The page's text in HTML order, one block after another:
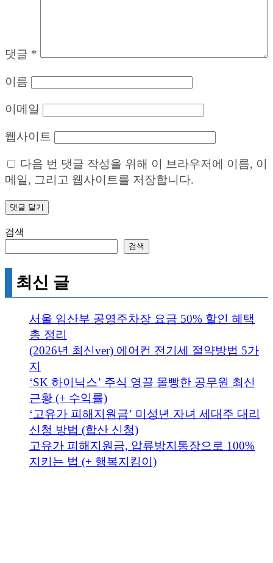
댓글 *
이름
이메일
웹사이트
다음 번 댓글 작성을 위해 이 브라우저에 이름, 이
메일, 그리고 웹사이트를 저장합니다.
검색
검색
최신 글
서울 임산부 공영주차장 요금 50% 할인 혜택
총 정리
(2026년 최신ver) 에어컨 전기세 절약방법 5가
지
‘SK 하이닉스’ 주식 영끌 몰빵한 공무원 최신
근황 (+ 수익률)
‘고유가 피해지원금’ 미성년 자녀 세대주 대리
신청 방법 (합산 신청)
고유가 피해지원금, 압류방지통장으로 100%
지키는 법 (+ 행복지킴이)